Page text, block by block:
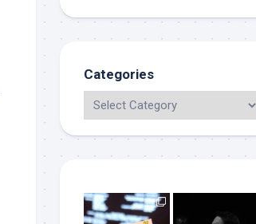
Categories